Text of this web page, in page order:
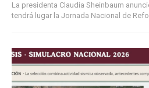
La presidenta Claudia Sheinbaum
tendrá lugar la Jornada Nacional de